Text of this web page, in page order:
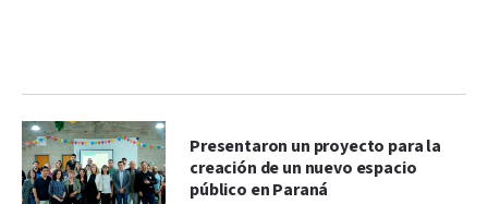
Presentaron un proyecto para la
creación de un nuevo espacio
público en Paraná